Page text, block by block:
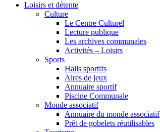
Loisirs et détente
Culture
Le Centre Culturel
Lecture publique
Les archives communales
Activités – Loisirs
Sports
Halls sportifs
Aires de jeux
Annuaire sportif
Piscine Communale
Monde associatif
Annuaire du monde associatif
Prêt de gobelets réutilisables